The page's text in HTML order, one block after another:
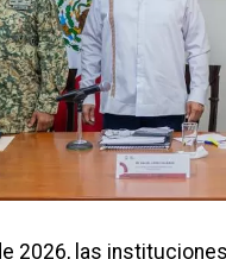
2026, las